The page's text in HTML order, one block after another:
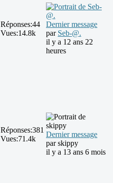
Réponses:44
Vues:14.8k
Dernier message
par Seb-@.
il y a 12 ans 22
heures
Réponses:381
Vues:71.4k
Dernier message
parskippy
il y a 13 ans 6 mois